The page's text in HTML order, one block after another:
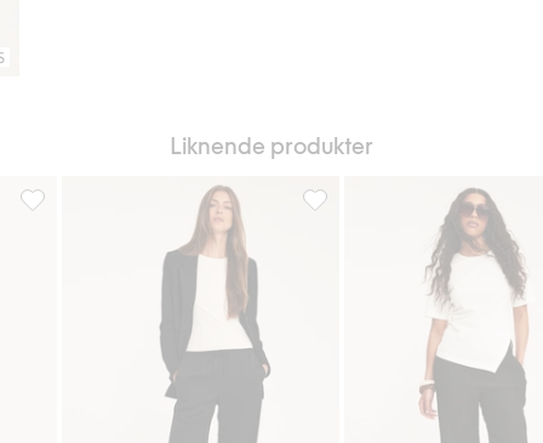
Liknende produkter
Ballongbukser med vaffelsøm, Legg til i favoriter
Satengbukse, Legg til i